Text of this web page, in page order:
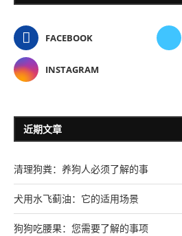
FACEBOOK
INSTAGRAM
近期文章
清理狗粪：养狗人必须了解的事
犬用水飞蓟油：它的适用场景
狗狗吃腰果：您需要了解的事项